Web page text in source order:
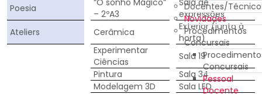
Docentes/
Novidades
Procedimentos
Concursais
Concursais
Pessoal
Docente
Poesia
– 2ºA3
expressões
Ateliers
Cerâmica
Exterior (junto à
horta)
Experimentar
Ciências
Sala 19
Pintura
Sala 34
Modelagem 3D
Sala LED